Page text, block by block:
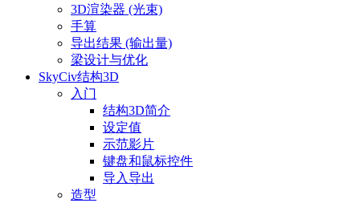
3D渲染器 (光束)
手算
导出结果 (输出量)
梁设计与优化
SkyCiv结构3D
入门
结构3D简介
设定值
示范影片
键盘和鼠标控件
导入导出
造型